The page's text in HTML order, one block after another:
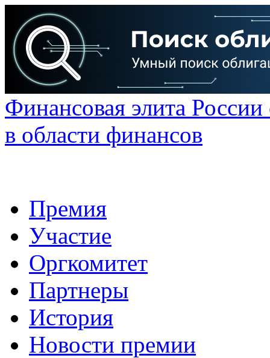
Финансовая элита
в области финансов
Премия
Участие
Оргкомитет
Партнеры
История
Новости премии